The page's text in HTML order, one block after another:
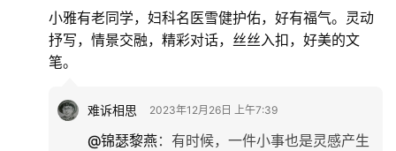
小雅有老同学，妇科名医雪健护佑，好有福气。灵动
抒写，情景交融，精彩对话，丝丝入扣，好美的文
笔。
难诉相思 2023年12月26日 上午7:39
@锦瑟黎燕： 有时候，一件小事也是灵感产生